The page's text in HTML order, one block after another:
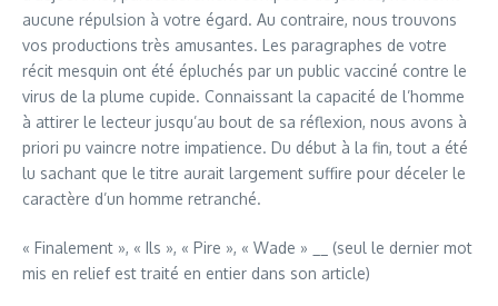
aucune répulsion à votre égard. Au contraire, nous trouvons
vos productions très amusantes. Les paragraphes de votre
récit mesquin ont été épluchés par un public vacciné contre le
virus de la plume cupide. Connaissant la capacité de l’homme
à attirer le lecteur jusqu’au bout de sa réflexion, nous avons à
priori pu vaincre notre impatience. Du début à la fin, tout a été
lu sachant que le titre aurait largement suffire pour déceler le
caractère d’un homme retranché.
« Finalement », « Ils », « Pire », « Wade » __ (seul le dernier mot
mis en relief est traité en entier dans son article)